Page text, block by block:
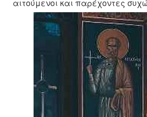
αιτούμενοι και παρέχοντες